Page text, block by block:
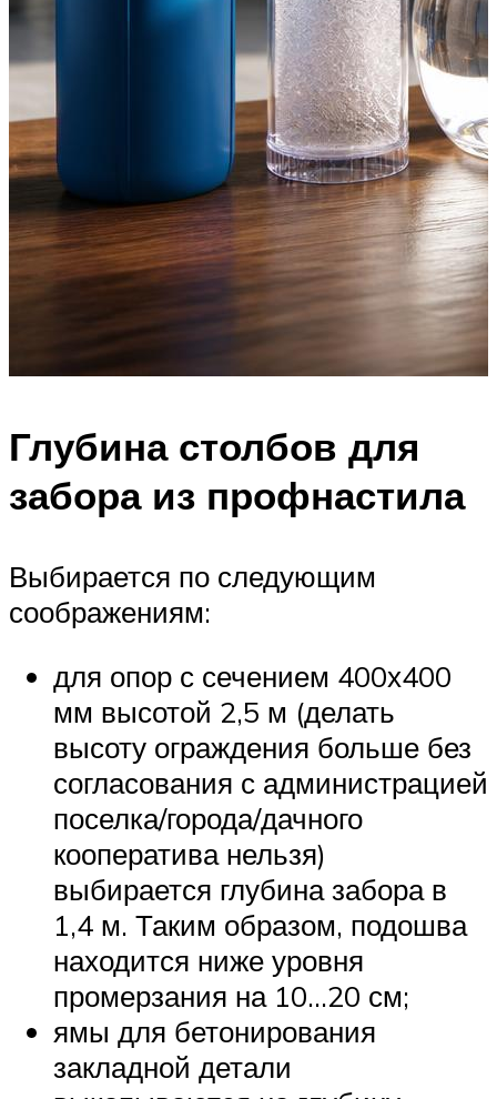
Глубина столбов для
забора из профнастила
Выбирается по следующим
соображениям:
для опор с сечением 400х400
мм высотой 2,5 м (делать
высоту ограждения больше без
согласования с администрацией
поселка/города/дачного
кооператива нельзя)
выбирается глубина забора в
1,4 м. Таким образом, подошва
находится ниже уровня
промерзания на 10…20 см;
ямы для бетонирования
закладной детали